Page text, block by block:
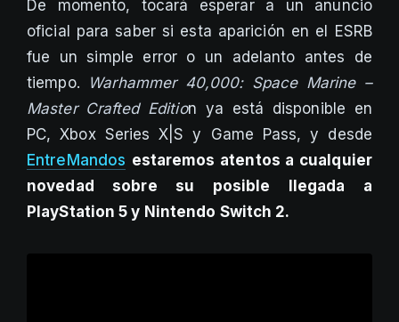
De momento, tocará esperar a un anuncio
oficial para saber si esta aparición en el ESRB
fue un simple error o un adelanto antes de
tiempo. Warhammer 40,000: Space Marine –
Master Crafted Edition ya está disponible en
PC, Xbox Series X|S y Game Pass, y desde
EntreMandos estaremos atentos a cualquier
novedad sobre su posible llegada a
PlayStation 5 y Nintendo Switch 2.